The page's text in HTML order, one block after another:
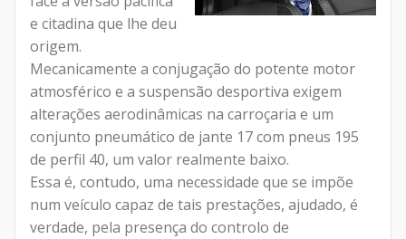
e citadina que lhe deu
origem.
Mecanicamente a conjugação do potente motor
atmosférico e a suspensão desportiva exigem
alterações aerodinâmicas na carroçaria e um
conjunto pneumático de jante 17 com pneus 195
de perfil 40, um valor realmente baixo.
Essa é, contudo, uma necessidade que se impõe
num veículo capaz de tais prestações, ajudado, é
verdade, pela presença do controlo de